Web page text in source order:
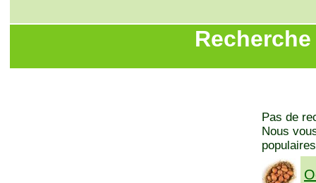
Pas de
Nous